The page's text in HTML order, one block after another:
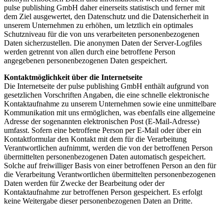
pulse publishing GmbH daher einerseits statistisch und ferner mit
dem Ziel ausgewertet, den Datenschutz und die Datensicherheit in
unserem Unternehmen zu erhöhen, um letztlich ein optimales
Schutzniveau für die von uns verarbeiteten personenbezogenen
Daten sicherzustellen. Die anonymen Daten der Server-Logfiles
werden getrennt von allen durch eine betroffene Person
angegebenen personenbezogenen Daten gespeichert.
Kontaktmöglichkeit über die Internetseite
Die Internetseite der pulse publishing GmbH enthält aufgrund von
gesetzlichen Vorschriften Angaben, die eine schnelle elektronische
Kontaktaufnahme zu unserem Unternehmen sowie eine unmittelbare
Kommunikation mit uns ermöglichen, was ebenfalls eine allgemeine
Adresse der sogenannten elektronischen Post (E-Mail-Adresse)
umfasst. Sofern eine betroffene Person per E-Mail oder über ein
Kontaktformular den Kontakt mit dem für die Verarbeitung
Verantwortlichen aufnimmt, werden die von der betroffenen Person
übermittelten personenbezogenen Daten automatisch gespeichert.
Solche auf freiwilliger Basis von einer betroffenen Person an den für
die Verarbeitung Verantwortlichen übermittelten personenbezogenen
Daten werden für Zwecke der Bearbeitung oder der
Kontaktaufnahme zur betroffenen Person gespeichert. Es erfolgt
keine Weitergabe dieser personenbezogenen Daten an Dritte.